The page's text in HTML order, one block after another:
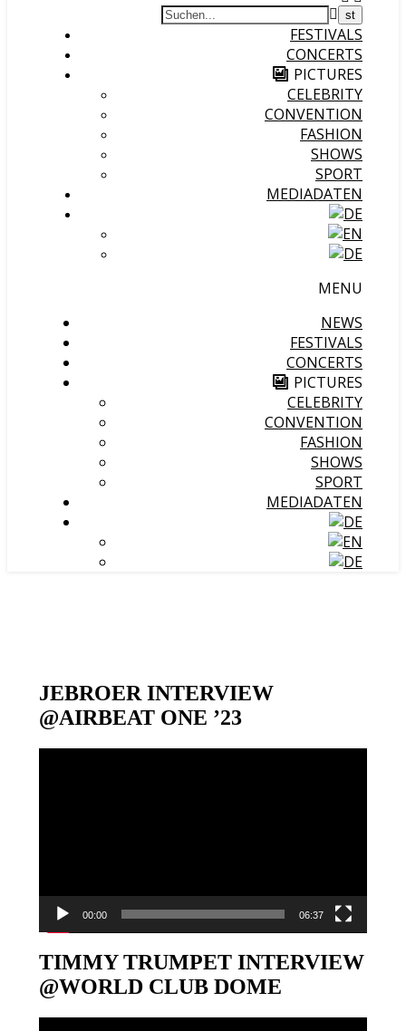
FESTIVALS
CONCERTS
PICTURES
CELEBRITY
CONVENTION
FASHION
SHOWS
SPORT
MEDIADATEN
MENU
NEWS
FESTIVALS
CONCERTS
PICTURES
CELEBRITY
CONVENTION
FASHION
SHOWS
SPORT
MEDIADATEN
JEBROER INTERVIEW
@AIRBEAT ONE ’23
00:00 06:37
TIMMY TRUMPET INTERVIEW
@WORLD CLUB DOME